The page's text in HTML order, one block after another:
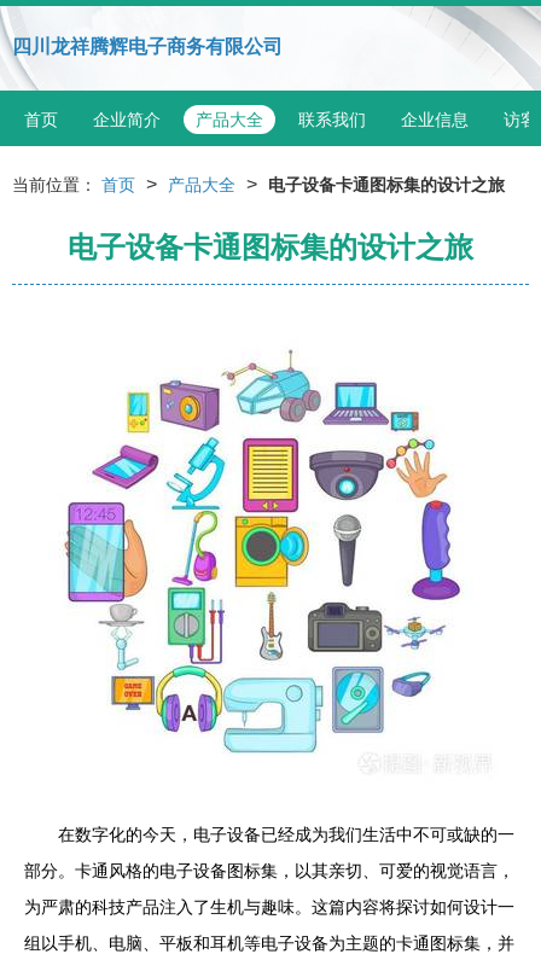
四川龙祥腾辉电子商务有限公司
首页 企业简介 产品大全 联系我们 企业信息 访客
当前位置： 首页 > 产品大全 > 电子设备卡通图标集的设计之旅
电子设备卡通图标集的设计之旅
在数字化的今天，电子设备已经成为我们生活中不可或缺的一
部分。卡通风格的电子设备图标集，以其亲切、可爱的视觉语言，
为严肃的科技产品注入了生机与趣味。这篇内容将探讨如何设计一
组以手机、电脑、平板和耳机等电子设备为主题的卡通图标集，并